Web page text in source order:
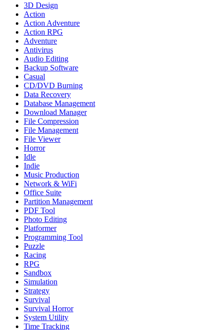
3D Design
Action
Action Adventure
Action RPG
Adventure
Antivirus
Audio Editing
Backup Software
Casual
CD/DVD Burning
Data Recovery
Database Management
Download Manager
File Compression
File Management
File Viewer
Horror
Idle
Indie
Music Production
Network & WiFi
Office Suite
Partition Management
PDF Tool
Photo Editing
Platformer
Programming Tool
Puzzle
Racing
RPG
Sandbox
Simulation
Strategy
Survival
Survival Horror
System Utility
Time Tracking